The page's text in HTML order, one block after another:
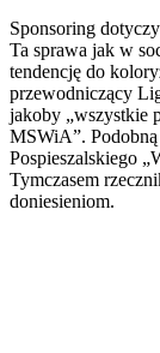
Sponsoring
Ta sprawa jak w
tendencję do
przewodniczący
jakoby „wszystkie
MSWiA”.
Pospieszalskiego
Tymczasem
doniesieniom.